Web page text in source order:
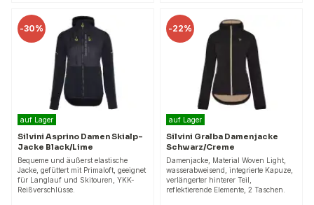
-30%
auf Lager
Silvini Asprino Damen Skialp-
Jacke Black/Lime
Bequeme und äußerst elastische
Jacke, gefüttert mit Primaloft, geeignet
für Langlauf und Skitouren, YKK-
Reißverschlüsse.
-22%
auf Lager
Silvini Gralba Damenjacke
Schwarz/Creme
Damenjacke, Material Woven Light,
wasserabweisend, integrierte Kapuze,
verlängerter hinterer Teil,
reflektierende Elemente, 2 Taschen.